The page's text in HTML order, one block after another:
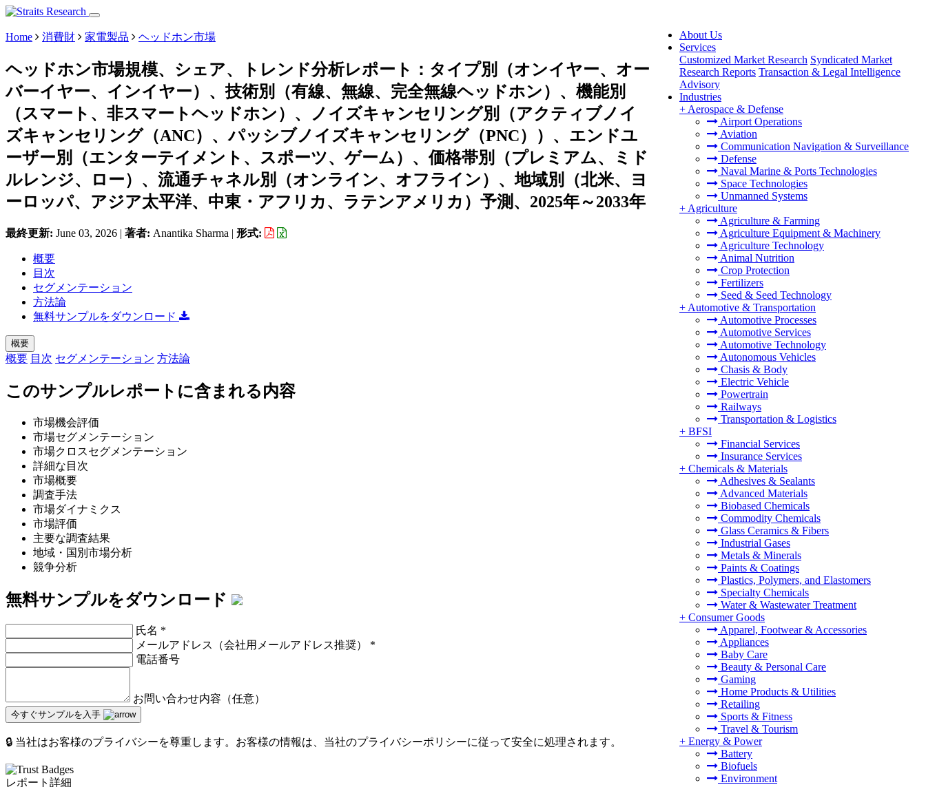
About Us
Services
Customized Market Research Syndicated Market
Research Reports Transaction & Legal Intelligence
Advisory
Industries
+ Aerospace & Defense
Airport Operations
Aviation
Communication Navigation & Surveillance
Defense
Naval Marine & Ports Technologies
Space Technologies
Unmanned Systems
+ Agriculture
Agriculture & Farming
Agriculture Equipment & Machinery
Agriculture Technology
Animal Nutrition
Crop Protection
Fertilizers
Seed & Seed Technology
+ Automotive & Transportation
Automotive Processes
Automotive Services
Automotive Technology
Autonomous Vehicles
Chasis & Body
Electric Vehicle
Powertrain
Railways
Transportation & Logistics
+ BFSI
Financial Services
Insurance Services
+ Chemicals & Materials
Adhesives & Sealants
Advanced Materials
Biobased Chemicals
Commodity Chemicals
Glass Ceramics & Fibers
Industrial Gases
Metals & Minerals
Paints & Coatings
Plastics, Polymers, and Elastomers
Specialty Chemicals
Water & Wastewater Treatment
+ Consumer Goods
Apparel, Footwear & Accessories
Appliances
Baby Care
Beauty & Personal Care
Gaming
Home Products & Utilities
Retailing
Sports & Fitness
Travel & Tourism
+ Energy & Power
Battery
Biofuels
Environment
Home 消費財 家電製品 ヘッドホン市場
ヘッドホン市場規模、シェア、トレンド分析レポート：タイプ別（オンイヤー、オー
バーイヤー、インイヤー）、技術別（有線、無線、完全無線ヘッドホン）、機能別
（スマート、非スマートヘッドホン）、ノイズキャンセリング別（アクティブノイ
ズキャンセリング（ANC）、パッシブノイズキャンセリング（PNC））、エンドユ
ーザー別（エンターテイメント、スポーツ、ゲーム）、価格帯別（プレミアム、ミド
ルレンジ、ロー）、流通チャネル別（オンライン、オフライン）、地域別（北米、ヨ
ーロッパ、アジア太平洋、中東・アフリカ、ラテンアメリカ）予測、2025年～2033年
最終更新: June 03, 2026 | 著者: Anantika Sharma | 形式:
概要
目次
セグメンテーション
方法論
無料サンプルをダウンロード
概要
概要 目次 セグメンテーション 方法論
このサンプルレポートに含まれる内容
市場機会評価
市場セグメンテーション
市場クロスセグメンテーション
詳細な目次
市場概要
調査手法
市場ダイナミクス
市場評価
主要な調査結果
地域・国別市場分析
競争分析
無料サンプルをダウンロード
氏名 *
メールアドレス（会社用メールアドレス推奨） *
電話番号
お問い合わせ内容（任意）
今すぐサンプルを入手
🔒 当社はお客様のプライバシーを尊重します。お客様の情報は、当社のプライバシーポリシーに従って安全に処理されます。
レポート詳細